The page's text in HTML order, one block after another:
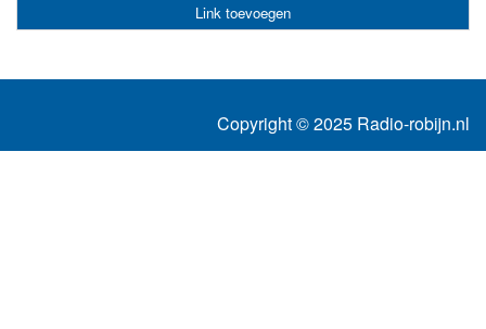
Link toevoegen
Copyright © 2025 Radio-robijn.nl